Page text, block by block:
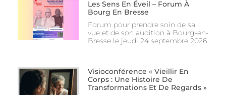
Les Sens En Éveil – Forum À
Bourg En Bresse
Forum pour prendre soin de sa
vue et de son audition à Bourg-en-
Bresse le jeudi 24 septembre 2026
Visioconférence « Vieillir En
Corps : Une Histoire De
Transformations Et De Regards »